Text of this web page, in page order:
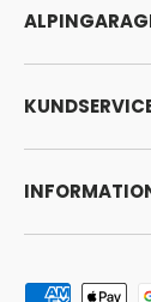
Godkända